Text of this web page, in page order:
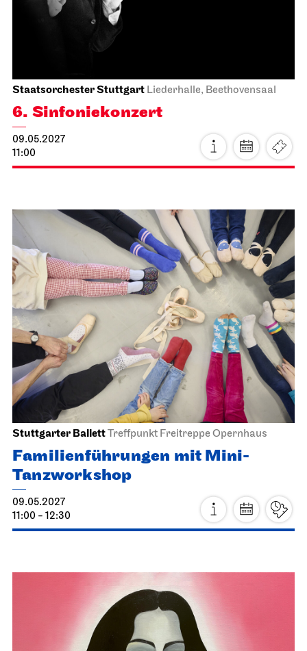
Staatsorchester Stuttgart Liederhalle, Beethovensaal
6. Sinfonie­konzert
09.05.2027
11:00
Stuttgarter BallettTreffpunkt Freitreppe Opernhaus
Familienführungen mit Mini-
Tanzworkshop
09.05.2027
11:00 - 12:30